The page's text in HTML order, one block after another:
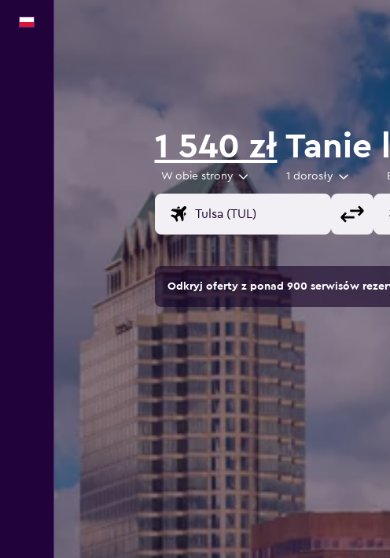
1 540 zł Tanie
W obie strony 1 dorosły
Odkryj oferty z ponad 900 serwisów